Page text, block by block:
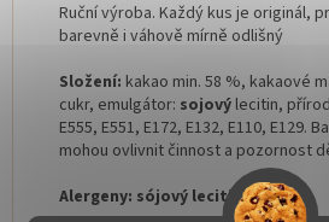
Ruční výroba. Každý kus je originál,
barevně i váhově mírně odlišný
Složení: kakao min. 58 %, kakaové
cukr, emulgátor: sojový lecitin,
E555, E551, E172, E132, E110, E129.
mohou ovlivnit činnost a pozornost
Alergeny: sójový lecitin